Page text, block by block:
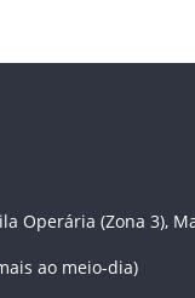
Operária (Zona 3),
ao meio-dia)